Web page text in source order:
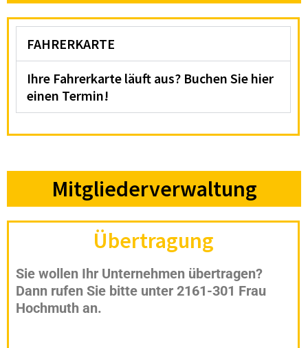
FAHRERKARTE
Ihre Fahrerkarte läuft aus? Buchen Sie hier
einen Termin!
Mitgliederverwaltung
Übertragung
Sie wollen Ihr Unternehmen übertragen?
Dann rufen Sie bitte unter 2161-301 Frau
Hochmuth an.